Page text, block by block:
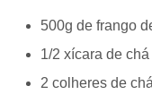
500g de frango
1/2 xícara de
2 colheres de